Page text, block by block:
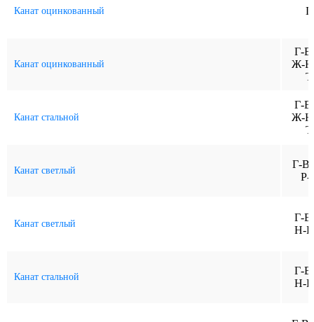
Канат оцинкованный Г
Канат оцинкованный
Г-
Ж-
Т
Канат стальной
Г-
Ж-
Т
Канат светлый
Г-
Р-
Канат светлый
Г-
Н-
Канат стальной
Г-
Н-